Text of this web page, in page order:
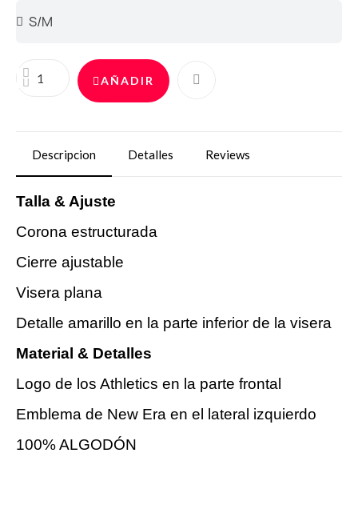
AÑADIR
Descripcion Detalles Reviews
Talla & Ajuste
Corona estructurada
Cierre ajustable
Visera plana
Detalle amarillo en la parte inferior de la visera
Material & Detalles
Logo de los Athletics en la parte frontal
Emblema de New Era en el lateral izquierdo
100% ALGODÓN